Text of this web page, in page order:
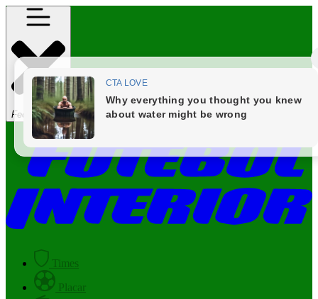
Fechar Menu
Times
Placar